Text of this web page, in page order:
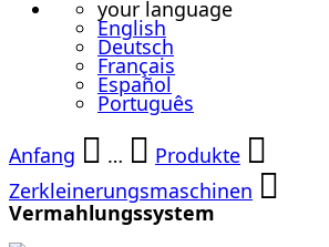
your language
English
Deutsch
Français
Español
Português
Anfang
…
Produkte
Zerkleinerungsmaschinen
Vermahlungssystem